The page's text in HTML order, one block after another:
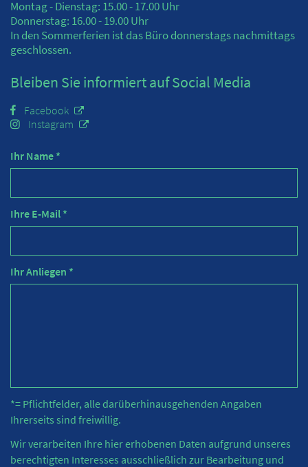
Montag - Dienstag: 15.00 - 17.00 Uhr
Donnerstag: 16.00 - 19.00 Uhr
In den Sommerferien ist das Büro donnerstags nachmittags
geschlossen.
Bleiben Sie informiert auf Social Media
Facebook
Instagram
Ihr Name *
Ihre E-Mail *
Ihr Anliegen *
*= Pflichtfelder, alle darüberhinausgehenden Angaben
Ihrerseits sind freiwillig.
Wir verarbeiten Ihre hier erhobenen Daten aufgrund unseres
berechtigten Interesses ausschließlich zur Bearbeitung und